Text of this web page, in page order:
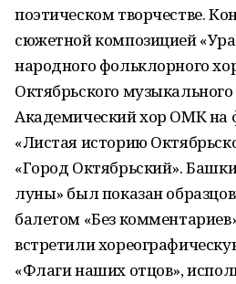
поэтическом творчестве.
сюжетной композицией
народного фольклорного
Октябрьского
Академический хор ОМК на
«Листая историю
«Город Октябрьский».
луны» был показан
балетом «Без
встретили
«Флаги наших отцов»,